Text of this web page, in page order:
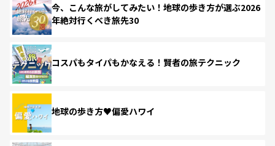
今、こんな旅がしてみたい！地球の歩き方が選ぶ2026
年絶対行くべき旅先30
コスパもタイパもかなえる！賢者の旅テクニック
地球の歩き方♥偏愛ハワイ